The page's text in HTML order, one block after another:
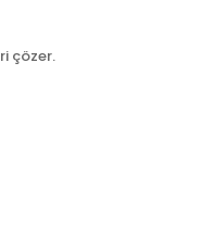
çözer.